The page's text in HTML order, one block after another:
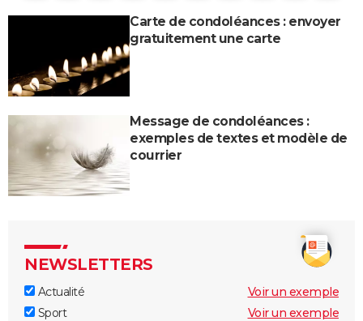
Carte de condoléances : envoyer
gratuitement une carte
Message de condoléances :
exemples de textes et modèle de
courrier
NEWSLETTERS
Actualité
Voir un exemple
Sport
Voir un exemple